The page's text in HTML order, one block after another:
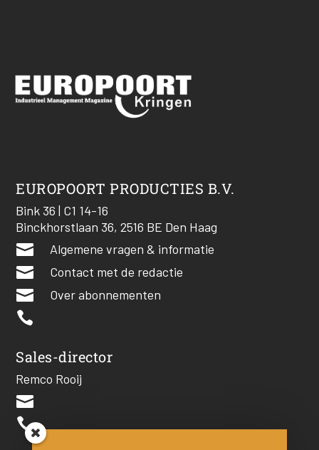
EUROPOORT PRODUCTIES B.V.
Bink 36 | C1 14-16
Binckhorstlaan 36, 2516 BE Den Haag
 Algemene vragen & informatie
 Contact met de redactie
 Over abonnementen

Sales-director
Remco Rooij

